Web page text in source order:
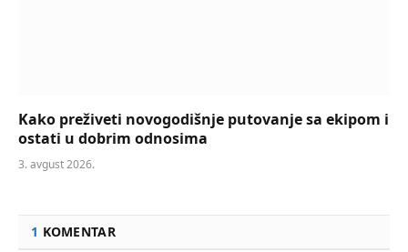
Kako preživeti novogodišnje putovanje sa ekipom i
ostati u dobrim odnosima
3. avgust 2026.
1 KOMENTAR